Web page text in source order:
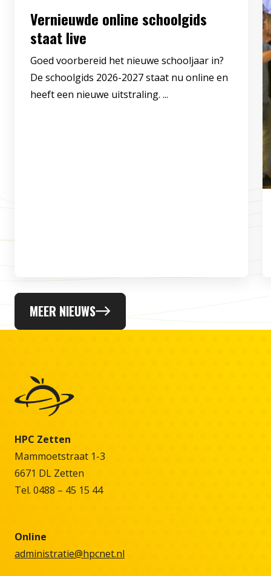
Vernieuwde online schoolgids
staat live
Goed voorbereid het nieuwe schooljaar in?
De schoolgids 2026-2027 staat nu online en
heeft een nieuwe uitstraling. ...
MEER NIEUWS
HPC Zetten
Mammoetstraat 1-3
6671 DL Zetten
Tel. 0488 – 45 15 44
Online
administratie@hpcnet.nl